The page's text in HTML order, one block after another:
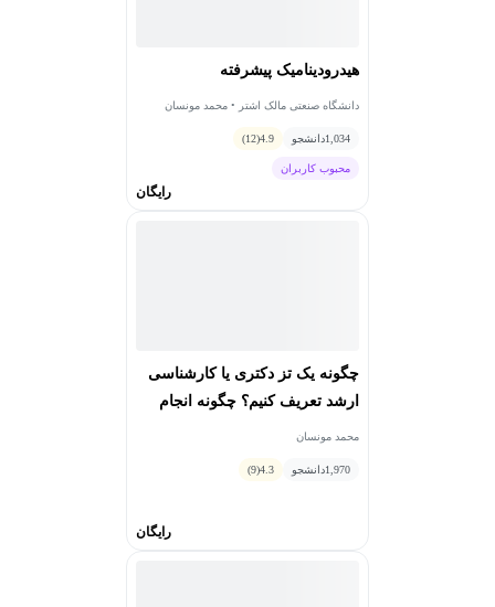
هیدرودینامیک‌ پیشرفته
دانشگاه صنعتی مالک اشتر • محمد مونسان
1,034دانشجو 4.9
(12)
محبوب کاربران
رایگان
چگونه يک تز دکتری يا کارشناسی
ارشد تعريف کنيم؟ چگونه انجام
محمد مونسان
1,970دانشجو 4.3
(9)
رایگان